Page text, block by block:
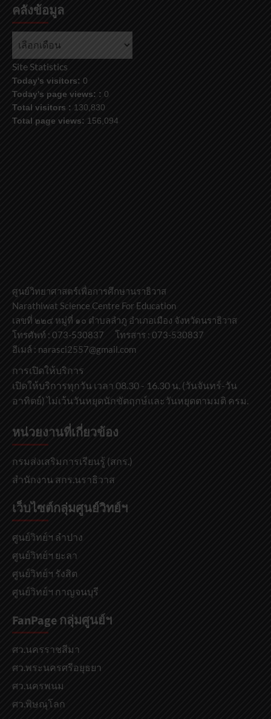
คลังข้อมูล
คลัง
Site Statistics
Today's visitors: 0
Today's page views: : 0
Total visitors : 130,830
Total page views: 156,094
ศูนย์วิทยาศาสตร์เพื่อการศึกษานราธิวาส
Narathiwat Science Centre For Education
เลขที่ ๒๒๔ หมู่ที่ ๑๐ ตำบลลำภู อำเภอเมือง จังหวัดนราธิวาส
โทรศัพท์ : 073-530837 โทรสาร : 073-530837
อีเมล์ : narasci2557@gmail.com
การเปิดให้บริการ
เปิดให้บริการทุกวัน เวลา 08.30 - 16.30 น. (วันจันทร์-วัน
อาทิตย์) ไม่เว้นวันหยุดนักขัตฤกษ์และวันหยุดตามมติ ครม.
หน่วยงานที่เกี่ยวข้อง
กรมส่งเสริมการเรียนรู้ (สกร.)
สำนักงาน สกร.นราธิวาส
เว็บไซต์กลุ่มศูนย์วิทย์ฯ
ศูนย์วิทย์ฯ ลำปาง
ศูนย์วิทย์ฯ ยะลา
ศูนย์วิทย์ฯ รังสิต
ศูนย์วิทย์ฯ กาญจนบุรี
FanPage กลุ่มศูนย์ฯ
ศว.นครราชสีมา
ศว.พระนครศรีอยุธยา
ศว.นครพนม
ศว.พิษณุโลก